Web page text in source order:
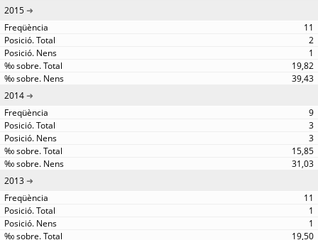
2015
11
2
1
19,82
39,43
2014
9
3
3
15,85
31,03
2013
11
1
1
19,50